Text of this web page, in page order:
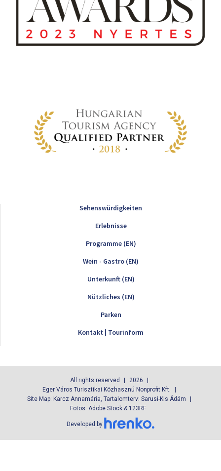
Sehenswürdigkeiten
Erlebnisse
Programme (EN)
Wein - Gastro (EN)
Unterkunft (EN)
Nützliches (EN)
Parken
Kontakt | Tourinform
All rights reserved
2026
Eger Város Turisztikai Közhasznú Nonprofit Kft.
Site Map: Karcz Annamária, Tartalomterv: Sarusi-Kis Ádám
Fotos: Adobe Stock & 123RF
Developed by